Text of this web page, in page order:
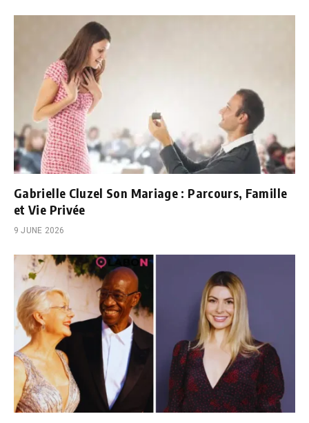
Gabrielle Cluzel Son Mariage : Parcours, Famille
et Vie Privée
9 JUNE 2026